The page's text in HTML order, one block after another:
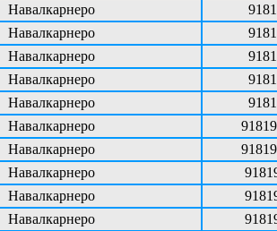
Навалкарнеро
Навалкарнеро
Навалкарнеро
Навалкарнеро
Навалкарнеро
Навалкарнеро
Навалкарнеро
Навалкарнеро
Навалкарнеро
Навалкарнеро